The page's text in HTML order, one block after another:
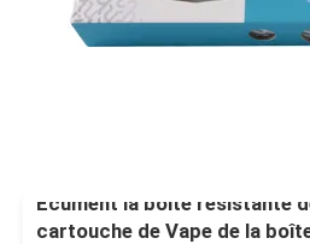
Écument la boîte résistante
cartouche de Vape de la